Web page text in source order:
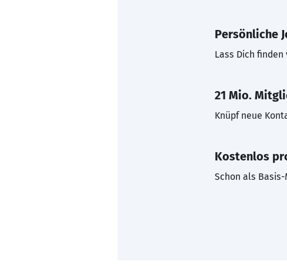
Persönliche
Lass Dich
21 Mio.
Knüpf neue
Kostenlos
Schon als